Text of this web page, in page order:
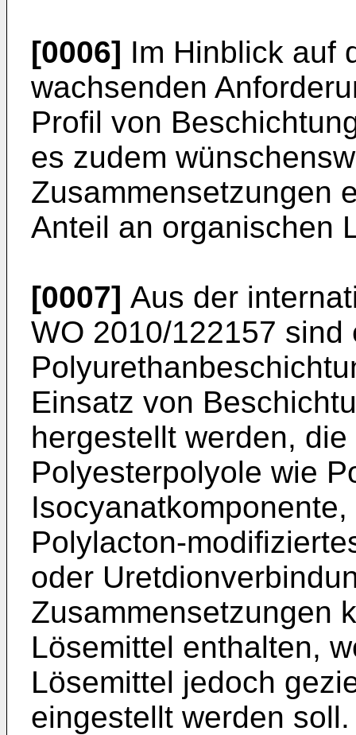
[0006] Im Hinblick auf
wachsenden
Profil von
es zudem
Zusammensetzungen
Anteil an organischen
[0007] Aus der
WO 2010/122157 sind
Einsatz von
hergestellt werden,
Polyesterpolyole wie
Polylacton-
oder
Zusammensetzungen
Lösemittel enthalten,
Lösemittel jedoch
eingestellt werden soll.